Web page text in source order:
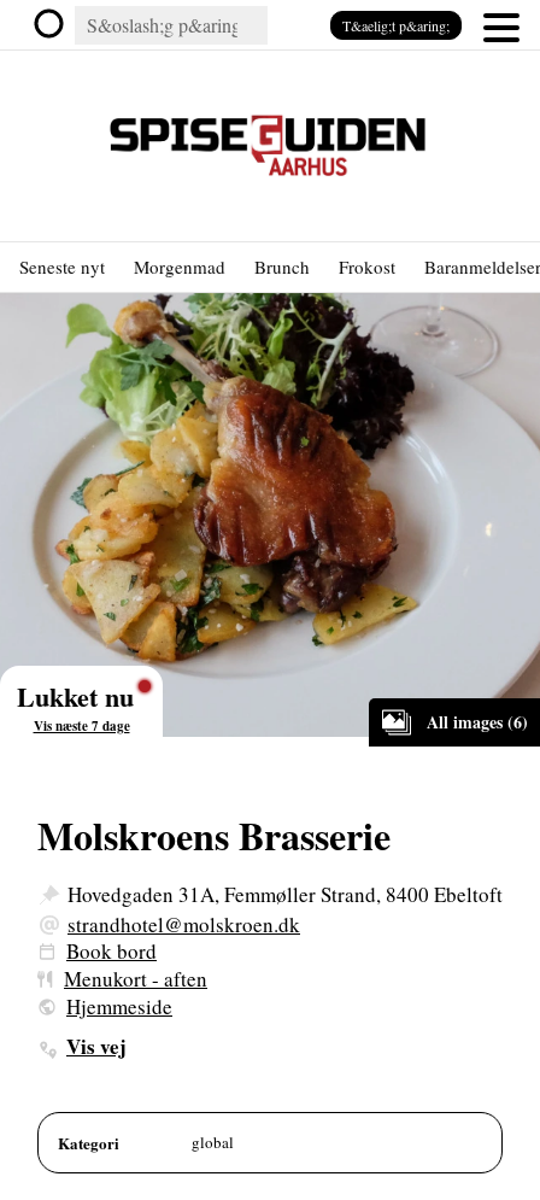
Seneste nyt Morgenmad Brunch Frokost Baranmeldelser
All images (6)
Lukket nu
Vis næste 7 dage
Molskroens Brasserie
Hovedgaden 31A, Femmøller Strand, 8400 Ebeltoft
strandhotel@molskroen.dk
Book bord
Menukort - aften
Hjemmeside
Vis vej
Kategori global
T&aelig;t p&aring;